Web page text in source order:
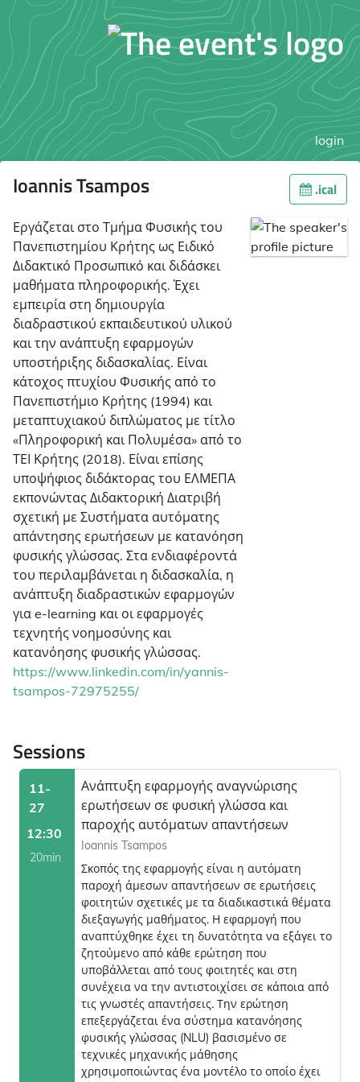
login
Ioannis Tsampos .ical
Εργάζεται στο Τμήμα Φυσικής του
Πανεπιστημίου Κρήτης ως Ειδικό
Διδακτικό Προσωπικό και διδάσκει
μαθήματα πληροφορικής. Έχει
εμπειρία στη δημιουργία
διαδραστικού εκπαιδευτικού υλικού
και την ανάπτυξη εφαρμογών
υποστήριξης διδασκαλίας. Είναι
κάτοχος πτυχίου Φυσικής από το
Πανεπιστήμιο Κρήτης (1994) και
μεταπτυχιακού διπλώματος με τίτλο
«Πληροφορική και Πολυμέσα» από το
ΤΕΙ Κρήτης (2018). Είναι επίσης
υποψήφιος διδάκτορας του ΕΛΜΕΠΑ
εκπονώντας Διδακτορική Διατριβή
σχετική με Συστήματα αυτόματης
απάντησης ερωτήσεων με κατανόηση
φυσικής γλώσσας. Στα ενδιαφέροντά
του περιλαμβάνεται η διδασκαλία, η
ανάπτυξη διαδραστικών εφαρμογών
για e-learning και οι εφαρμογές
τεχνητής νοημοσύνης και
κατανόησης φυσικής γλώσσας.
https://www.linkedin.com/in/yannis-
tsampos-72975255/
Sessions
11-
27
12:30
20min
Ανάπτυξη εφαρμογής αναγνώρισης
ερωτήσεων σε φυσική γλώσσα και
παροχής αυτόματων απαντήσεων
Ioannis Tsampos
Σκοπός της εφαρμογής είναι η αυτόματη
παροχή άμεσων απαντήσεων σε ερωτήσεις
φοιτητών σχετικές με τα διαδικαστικά θέματα
διεξαγωγής μαθήματος. Η εφαρμογή που
αναπτύχθηκε έχει τη δυνατότητα να εξάγει το
ζητούμενο από κάθε ερώτηση που
υποβάλλεται από τους φοιτητές και στη
συνέχεια να την αντιστοιχίσει σε κάποια από
τις γνωστές απαντήσεις. Την ερώτηση
επεξεργάζεται ένα σύστημα κατανόησης
φυσικής γλώσσας (NLU) βασισμένο σε
τεχνικές μηχανικής μάθησης
χρησιμοποιώντας ένα μοντέλο το οποίο έχει